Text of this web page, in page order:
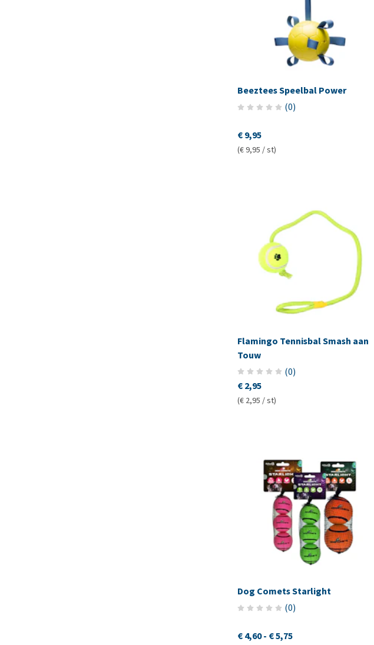
Beeztees Speelbal Power
(0)
€ 9,95
(€ 9,95 / st)
Flamingo Tennisbal Smash aan
Touw
(0)
€ 2,95
(€ 2,95 / st)
Dog Comets Starlight
(0)
€ 4,60- € 5,75